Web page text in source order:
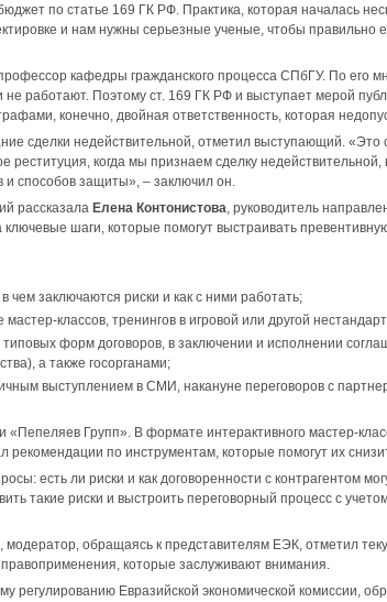
по статье 169 ГК РФ. Практика, которая началась
и нам нужны серьезные ученые, чтобы правильно
кафедры гражданского процесса СПбГУ. По его
работают. Поэтому ст. 169 ГК РФ и выступает мерой
конечно, двойная ответственность, которая
сделки недействительной, отметил выступающий. «Это
реституция, когда мы признаем сделку
и способов защиты», – заключил он.
рассказала Елена Контонистова, руководитель
шаги, которые помогут выстраивать
заключаются риски и как с ними работать;
классов, тренингов в игровой или другой
форм договоров, в заключении и исполнении
а также госорганами;
выступлением в СМИ, накануне переговоров с
«Пепеляев Групп». В формате интерактивного мастер-
по инструментам, которые помогут их
есть ли риски и как договоренности с контрагентом
такие риски и выстроить переговорный процесс с
модератор, обращаясь к представителям ЕЭК, отметил
которые заслуживают внимания.
регулированию Евразийской экономической комиссии,